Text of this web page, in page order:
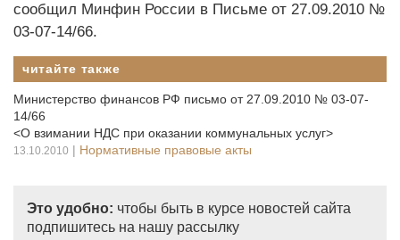
сообщил Минфин России в Письме от 27.09.2010 №
03-07-14/66.
читайте также
Министерство финансов РФ письмо от 27.09.2010 № 03-07-
14/66
<О взимании НДС при оказании коммунальных услуг>
13.10.2010 | Нормативные правовые акты
Это удобно: чтобы быть в курсе новостей сайта
подпишитесь на нашу рассылку